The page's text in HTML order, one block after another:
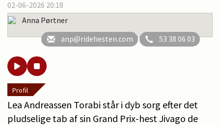
02-06-2026 20:18
Anna Pørtner
anp@ridehesten.com
53 38 06 03
Profil
Lea Andreassen Torabi står i dyb sorg efter det
pludselige tab af sin Grand Prix-hest Jivago de